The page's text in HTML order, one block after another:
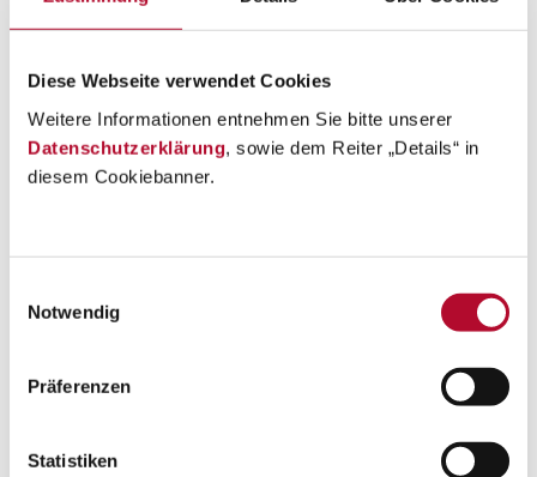
Diese Webseite verwendet Cookies
Weitere Informationen entnehmen Sie bitte unserer
Datenschutzerklärung, sowie dem Reiter „Details“ in
diesem Cookiebanner.
Notwendig
Präferenzen
Statistiken